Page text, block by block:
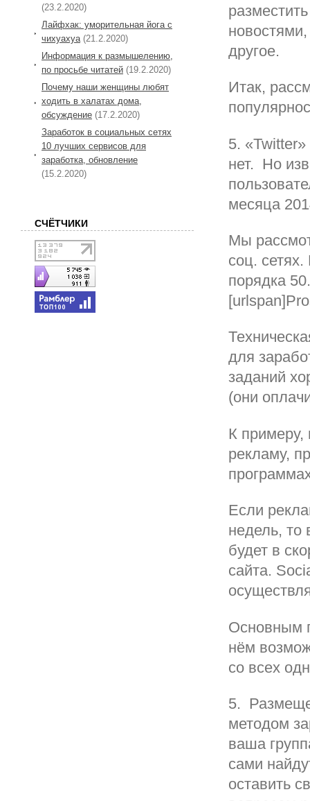
другое.
Итак,
5.
нет. Но
месяца
Мы
соц.
порядка
для
заданий
(они
К примеру,
рекламу,
Если
недель, то
будет в
сайта.
Основным
нём
со всех
5.
методом
ваша
сами
оставить
(23.2.2020)
Лайфхак: уморительная йога с
чихуахуа (21.2.2020)
Информация к размышелению,
по просьбе читатей (19.2.2020)
Почему наши женщины любят
ходить в халатах дома,
обсуждение (17.2.2020)
Заработок в социальных сетях
10 лучших сервисов для
заработка, обновление
(15.2.2020)
СЧЁТЧИКИ